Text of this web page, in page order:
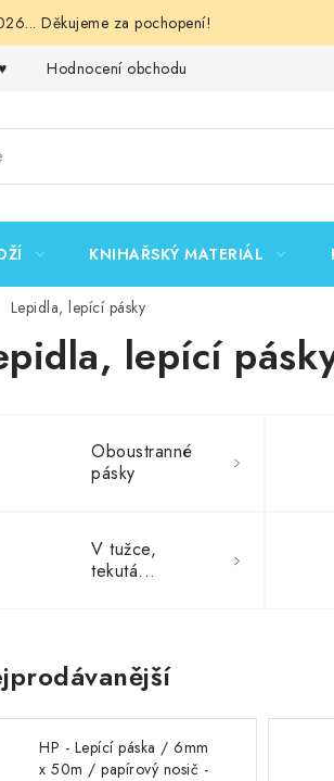
Děkujeme za pochopení!
Hodnocení obchodu
KNIHAŘSKÝ MATERIÁL
Lepidla, lepící pásky
lepící
Oboustranné
pásky
V tužce,
tekutá...
HP - Lepící páska / 6mm
x 50m / papírový nosič -